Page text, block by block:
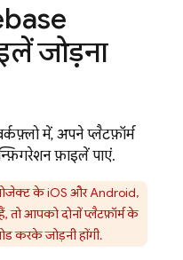
जोड़ना
में, अपने प्लैटफ़ॉर्म
फ़ाइलें पाएं.
के iOS और Android,
तो आपको दोनों प्लैटफ़ॉर्म के
करके जोड़नी होंगी.